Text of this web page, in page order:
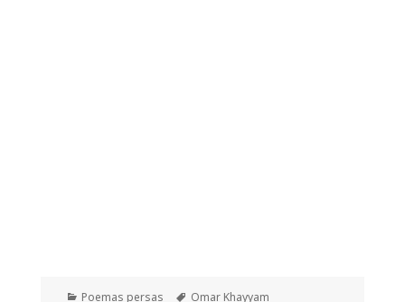
Categorías
Poemas persas Etiquetas
Omar Khayyam